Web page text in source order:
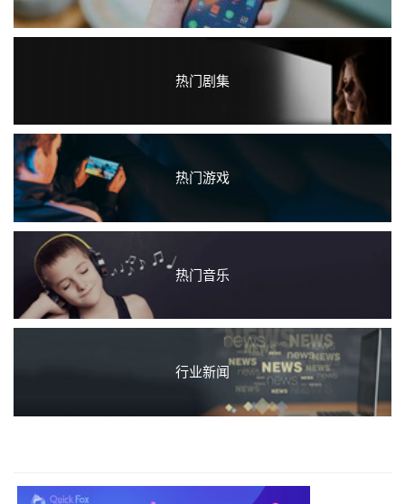
热门剧集
热门游戏
热门音乐
行业新闻